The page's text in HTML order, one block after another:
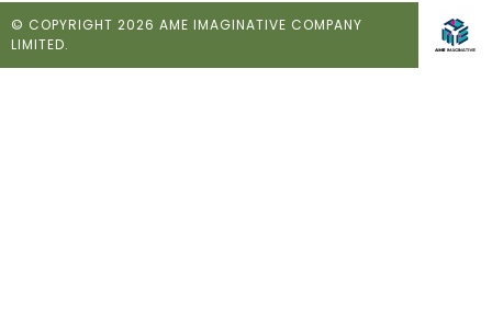
© COPYRIGHT 2026 AME IMAGINATIVE COMPANY
LIMITED.